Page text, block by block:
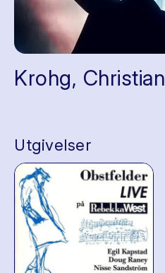
Krohg, Christian
Utgivelser